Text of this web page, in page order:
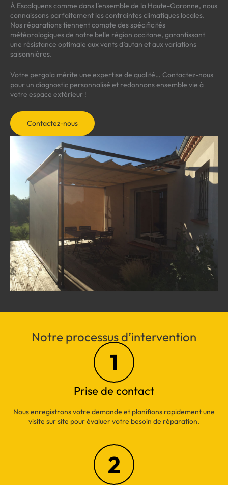
À Escalquens comme dans l’ensemble de la Haute-Garonne, nous
connaissons parfaitement les contraintes climatiques locales.
Nos réparations tiennent compte des spécificités
météorologiques de notre belle région occitane, garantissant
une résistance optimale aux vents d’autan et aux variations
saisonnières.
Votre pergola mérite une expertise de qualité… Contactez-nous
pour un diagnostic personnalisé et redonnons ensemble vie à
votre espace extérieur !
Contactez-nous
Notre processus d’intervention
1
Prise de contact
Nous enregistrons votre demande et planifions rapidement une
visite sur site pour évaluer votre besoin de réparation.
2